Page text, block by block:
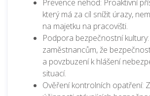
Prevence nehod: Proaktivní
který má za cíl snížit úrazy,
na majetku na pracovišti.
Podpora bezpečnostní
zaměstnancům, že
a povzbuzení k hlášení
situací.
Ověření kontrolních opatření: